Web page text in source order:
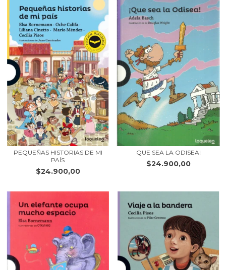
PEQUEÑAS HISTORIAS DE MI
PAÍS
$24.900,00
QUE SEA LA ODISEA!
$24.900,00